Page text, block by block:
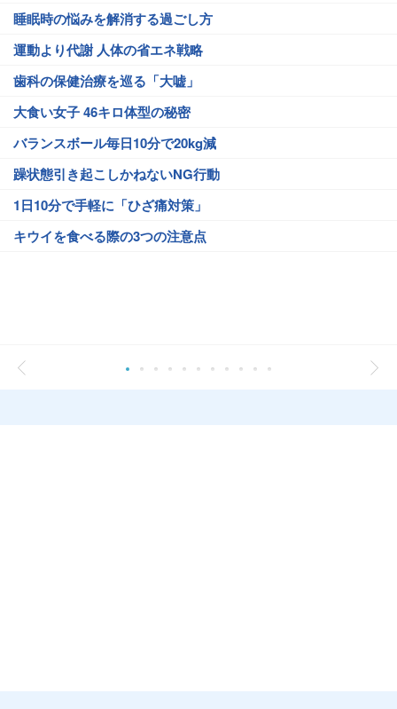
睡眠時の悩みを解消する過ごし方
運動より代謝 人体の省エネ戦略
歯科の保健治療を巡る「大嘘」
大食い女子 46キロ体型の秘密
バランスボール毎日10分で20kg減
躁状態引き起こしかねないNG行動
1日10分で手軽に「ひざ痛対策」
キウイを食べる際の3つの注意点